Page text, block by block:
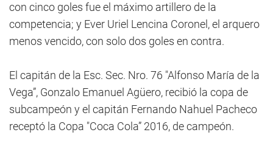
con cinco goles fue el máximo artillero de la
competencia; y Ever Uriel Lencina Coronel, el arquero
menos vencido, con solo dos goles en contra.
El capitán de la Esc. Sec. Nro. 76 "Alfonso María de la
Vega”, Gonzalo Emanuel Agüero, recibió la copa de
subcampeón y el capitán Fernando Nahuel Pacheco
receptó la Copa "Coca Cola” 2016, de campeón.